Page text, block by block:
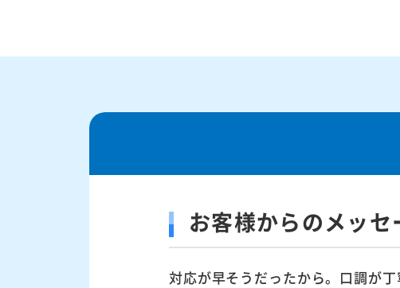
お客様からのメッセ
対応が早そうだったから。口調が